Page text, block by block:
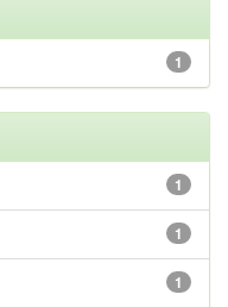
1
1
1
1